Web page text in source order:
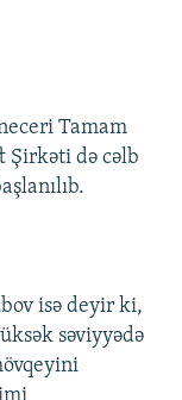
Tamam
Şirkəti də cəlb
isə deyir ki,
səviyyədə